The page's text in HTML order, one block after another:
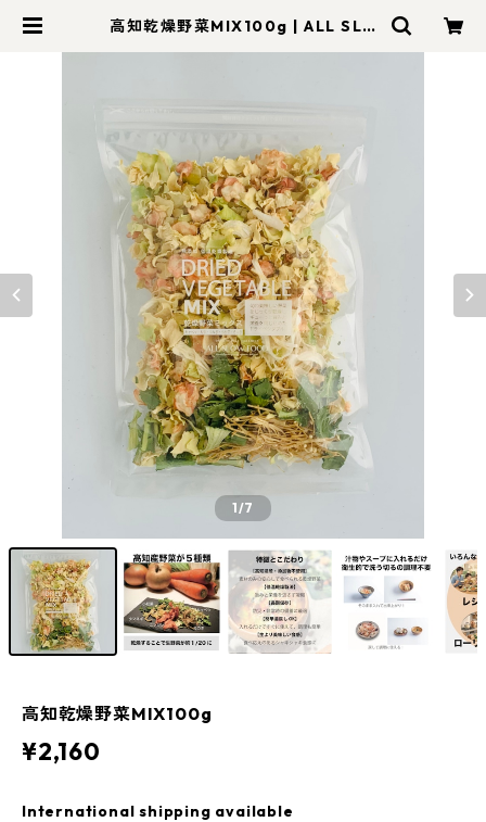
高知乾燥野菜MIX100g | ALL SLO
1/7
高知乾燥野菜MIX100g
¥2,160
International shipping available